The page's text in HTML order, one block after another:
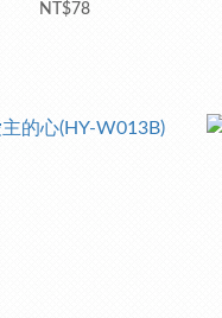
NT$78